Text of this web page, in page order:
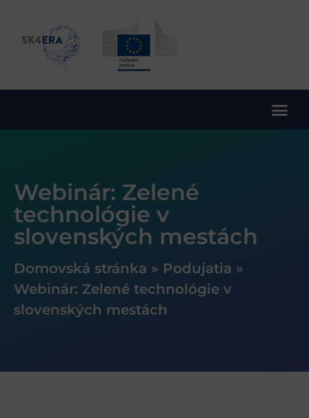
Webinár: Zelené
technológie v
slovenských mestách
Domovská stránka » Podujatia »
Webinár: Zelené technológie v
slovenských mestách